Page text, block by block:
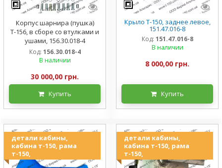
Корпус шарнира (пушка)
Т-156, в сборе со втулками и
ушами, 156.30.018-4
Код: 156.30.018-4
В наличии
30 000,00 грн.
Купить
Крыло Т-150, заднее левое,
151.47.016-8
Код: 151.47.016-8
В наличии
8 000,00 грн.
Купить
детали кабины,
кабина т-150, рама
т-150,
детали кабины,
кабина т-150, рама
т-150,